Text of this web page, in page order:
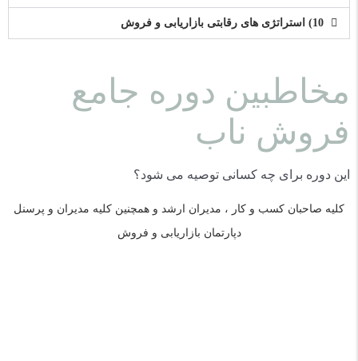
10) استراتژی های رقابتی بازاریابی و فروش
مخاطبین دوره جامع
فروش ناب
این دوره برای چه کسانی توصیه می شود؟
کلیه صاحبان کسب و کار ، مدیران ارشد و همچنین کلیه مدیران و پرسنل
دپارتمان بازاریابی و فروش